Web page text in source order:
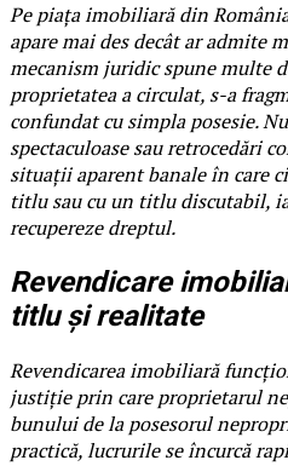
Pe piața imobiliară din
apare mai des decât ar admite
mecanism juridic spune multe
proprietatea a circulat, s-a
confundat cu simpla posesie.
spectaculoase sau retrocedări
situații aparent banale în care
titlu sau cu un titlu discutabil,
recupereze dreptul.
Revendicare
titlu și realitate
Revendicarea imobiliară
justiție prin care proprietarul
bunului de la posesorul
practică, lucrurile se încurcă